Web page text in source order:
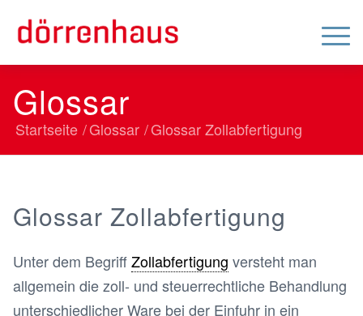
Glossar
Startseite /Glossar /GlossarZollabfertigung
Glossar Zollabfertigung
Unter dem BegriffZollabfertigung versteht man
allgemein die zoll- und steuerrechtliche Behandlung
unterschiedlicher Ware bei der Einfuhr in ein